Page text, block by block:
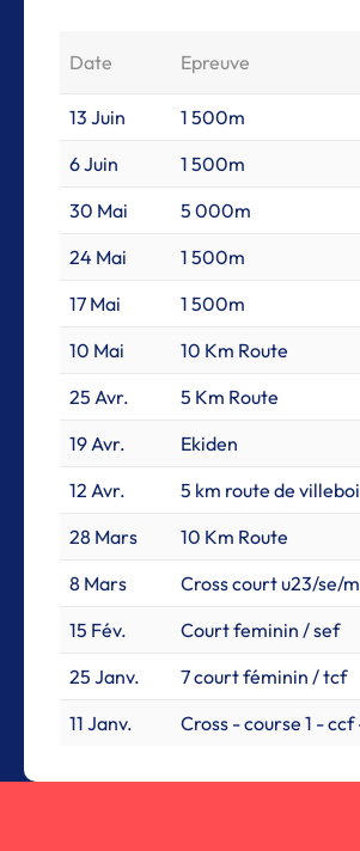
Date Epreuve
13 Juin 1 500m
6 Juin
1 500m
30 Mai
5 000m
24 Mai
1 500m
17 Mai
1 500m
10 Mai
10 Km Route
25 Avr.
5 Km Route
19 Avr.
Ekiden
12 Avr.
5 km route de
28 Mars
10 Km Route
8 Mars
Cross court u23/se/
15 Fév.
Court feminin / sef
25 Janv.
7 court féminin / tcf
11 Janv.
Cross - course 1 -